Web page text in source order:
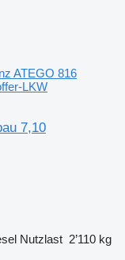
ATEGO 816
LKW
7,10
Nutzlast 2’110 kg